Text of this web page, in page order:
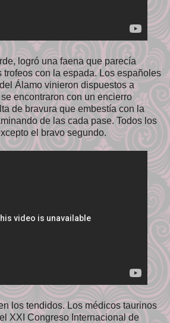
logró una faena que parecía
trofeos con la espada. Los españoles
Álamo vinieron dispuestos a
encontraron con un encierro
de bravura que embestía con la
de las cada pase. Todos los
el bravo segundo.
los tendidos. Los médicos taurinos
XXI Congreso Internacional de